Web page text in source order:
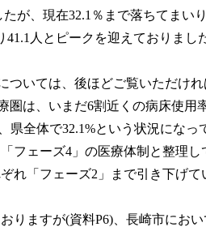
が、現在32.1％まで落ちてまいり
人とピークを迎えておりまし
いては、後ほどご覧いただけれ
は、いまだ6割近くの病床使用
全体で32.1%という状況になっ
ェーズ4」の医療体制と整理し
れ「フェーズ2」まで引き下げて
りますが(資料P6)、長崎市にお